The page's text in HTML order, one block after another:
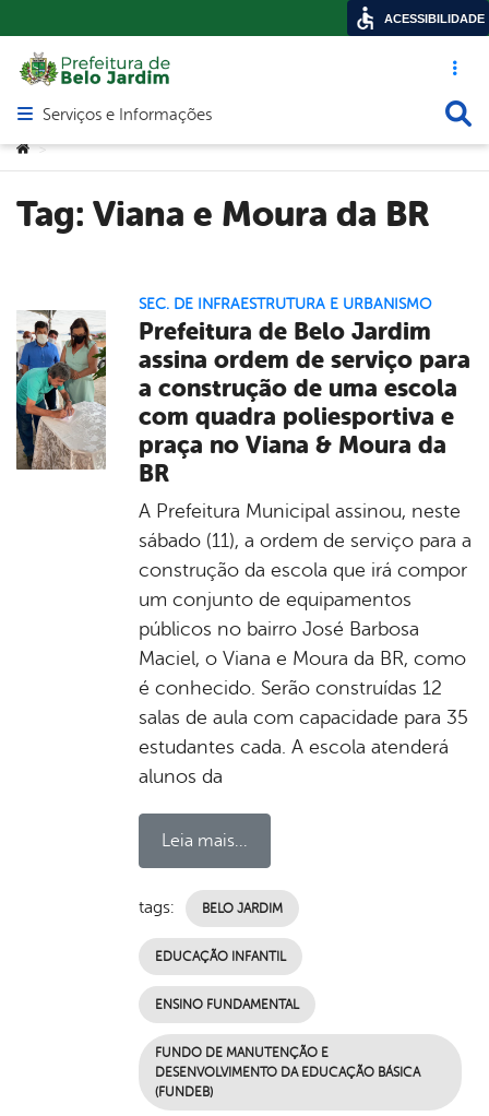
Acesso
Abrir menu principal de navegação
Serviços e Informações
Você está aqui:
>
Tag: Viana e Moura da BR
SEC. DE INFRAESTRUTURA E URBANISMO
Prefeitura de Belo Jardim
assina ordem de serviço para
a construção de uma escola
com quadra poliesportiva e
praça no Viana & Moura da
BR
A Prefeitura Municipal assinou, neste
sábado (11), a ordem de serviço para a
construção da escola que irá compor
um conjunto de equipamentos
públicos no bairro José Barbosa
Maciel, o Viana e Moura da BR, como
é conhecido. Serão construídas 12
salas de aula com capacidade para 35
estudantes cada. A escola atenderá
alunos da
Leia mais...
tags: BELO JARDIM
EDUCAÇÃO INFANTIL
ENSINO FUNDAMENTAL
FUNDO DE MANUTENÇÃO E
DESENVOLVIMENTO DA EDUCAÇÃO BÁSICA
(FUNDEB)
ACESSIBILIDADE